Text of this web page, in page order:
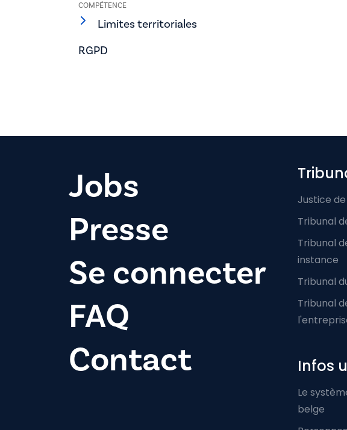
COMPÉTENCE
Limites territoriales
RGPD
Jobs
Presse
Se connecter
FAQ
Contact
Justice
Tribunal
Tribunal
instance
Tribunal
Tribunal
Infos
Le
belge